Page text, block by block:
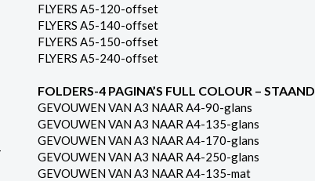
FLYERS A5-120-offset
FLYERS A5-140-offset
FLYERS A5-150-offset
FLYERS A5-240-offset
FOLDERS-4 PAGINA’S FULL COLOUR – STAAND
GEVOUWEN VAN A3 NAAR A4-90-glans
GEVOUWEN VAN A3 NAAR A4-135-glans
GEVOUWEN VAN A3 NAAR A4-170-glans
GEVOUWEN VAN A3 NAAR A4-250-glans
GEVOUWEN VAN A3 NAAR A4-135-mat